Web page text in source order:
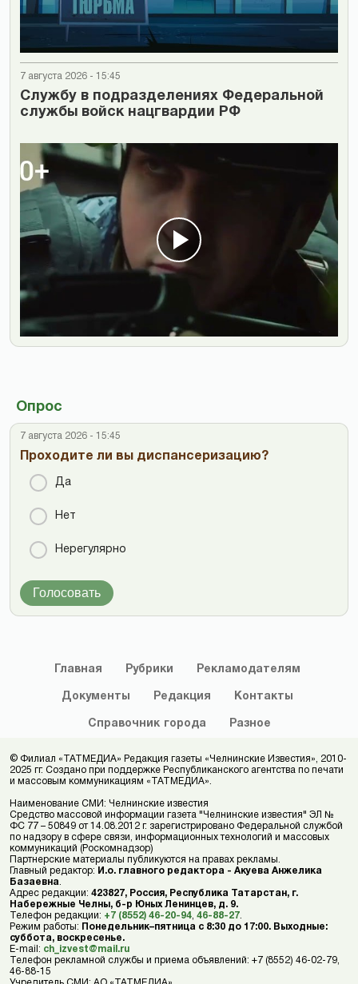
7 августа 2026 - 15:45
Cлужбу в подразделениях Федеральной
службы войск нацгвардии РФ
Опрос
7 августа 2026 - 15:45
Проходите ли вы диспансеризацию?
Да
Нет
Нерегулярно
Голосовать
Главная Рубрики Рекламодателям
Документы Редакция Контакты
Справочник города Разное
© Филиал «ТАТМЕДИА» Редакция газеты «Челнинские Известия», 2010-
2025 гг. Создано при поддержке Республиканского агентства по печати
и массовым коммуникациям «ТАТМЕДИА».
Наименование СМИ: Челнинские известия
Средство массовой информации газета "Челнинские известия" ЭЛ №
ФС 77 – 50849 от 14.08.2012 г. зарегистрировано Федеральной службой
по надзору в сфере связи, информационных технологий и массовых
коммуникаций (Роскомнадзор)
Партнерские материалы публикуются на правах рекламы.
Главный редактор: И.о. главного редактора - Акуева Анжелика
Базаевна
Адрес редакции: 423827, Россия, Республика Татарстан, г.
Набережные Челны, б-р Юных Ленинцев, д. 9.
Телефон редакции: +7 (8552) 46-20-94 46-88-27
Режим работы: Понедельник–пятница с 8:30 до 17:00. Выходные:
суббота, воскресенье.
E-mail: ch_izvest@mail.ru
Телефон рекламной службы и приема объявлений: +7 (8552) 46-02-79,
46-88-15